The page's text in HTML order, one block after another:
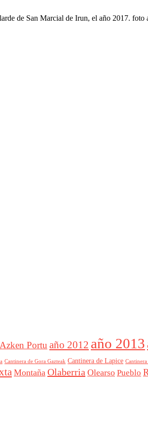
de San Marcial de Irun, el año 2017. foto
Azken Portu año 2012 año 2013
Cantinera de Gora Gazteak Cantinera de Lapice
Montaña Olaberria Olearso Pueblo